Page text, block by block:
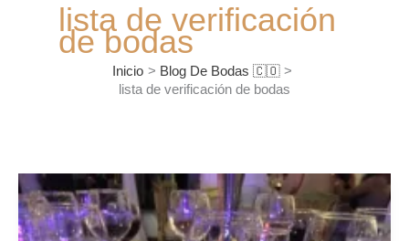
lista de verificación
de bodas
Inicio
Blog De Bodas 🇨🇴
lista de verificación de bodas
Presupuesto
y
Locación: